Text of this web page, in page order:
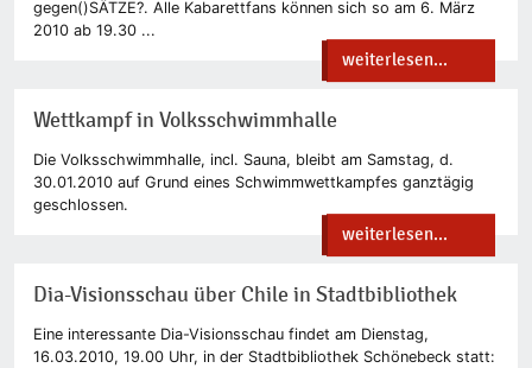
gegen()SÄTZE?. Alle Kabarettfans können sich so am 6. März
2010 ab 19.30 ...
weiterlesen...
Wettkampf in Volksschwimmhalle
Die Volksschwimmhalle, incl. Sauna, bleibt am Samstag, d.
30.01.2010 auf Grund eines Schwimmwettkampfes ganztägig
geschlossen.
weiterlesen...
Dia-Visionsschau über Chile in Stadtbibliothek
Eine interessante Dia-Visionsschau findet am Dienstag,
16.03.2010, 19.00 Uhr, in der Stadtbibliothek Schönebeck statt: